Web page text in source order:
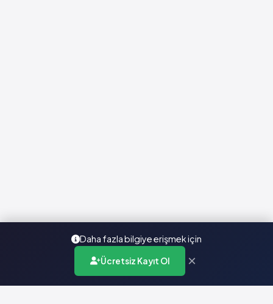
Daha fazla bilgiye erişmek için
Ücretsiz Kayıt Ol ×